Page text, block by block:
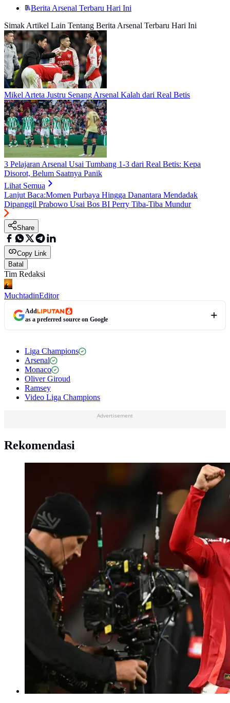
Berita Arsenal Terbaru Hari Ini
Simak Artikel Lain Tentang Berita Arsenal Terbaru Hari Ini
Mikel Arteta Justru Senang Arsenal Kalah dari Real Betis
3 Pelajaran Arsenal Usai Tumbang 1-3 dari Real Betis: Kepa
Disorot, Belum Saatnya Panik
Lihat Semua
Lanjut Baca:Momen Purbaya Hingga Danantara Mendadak
Dipanggil Prabowo Usai Bos BI Perry Tiba-Tiba Mundur
Share
Copy Link
Batal
Tim Redaksi
MuchtadinEditor
Add
as a preferred source on Google
Liga Champions
Arsenal
Monaco
Oliver Giroud
Ramsey
Video Liga Champions
Advertisement
Rekomendasi